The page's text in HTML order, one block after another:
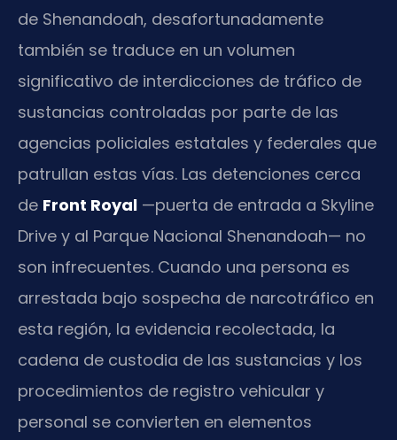
de Shenandoah, desafortunadamente
también se traduce en un volumen
significativo de interdicciones de tráfico de
sustancias controladas por parte de las
agencias policiales estatales y federales que
patrullan estas vías. Las detenciones cerca
de Front Royal —puerta de entrada a Skyline
Drive y al Parque Nacional Shenandoah— no
son infrecuentes. Cuando una persona es
arrestada bajo sospecha de narcotráfico en
esta región, la evidencia recolectada, la
cadena de custodia de las sustancias y los
procedimientos de registro vehicular y
personal se convierten en elementos